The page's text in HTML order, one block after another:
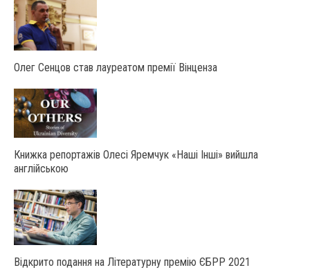
Олег Сенцов став лауреатом премії Вінценза
Книжка репортажів Олесі Яремчук «Наші Інші» вийшла
англійською
Відкрито подання на Літературну премію ЄБРР 2021